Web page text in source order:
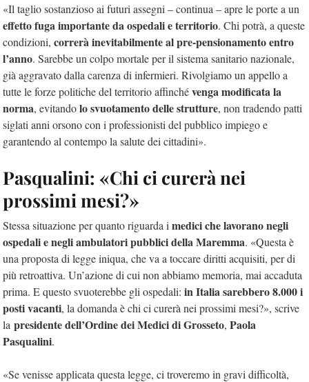
«Il taglio sostanzioso ai futuri assegni – continua – apre le porte a un
effetto fuga importante da ospedali e territorio. Chi potrà, a queste
condizioni, correrà inevitabilmente al pre-pensionamento entro
l’anno. Sarebbe un colpo mortale per il sistema sanitario nazionale,
già aggravato dalla carenza di infermieri. Rivolgiamo un appello a
tutte le forze politiche del territorio affinchévenga modificata la
norma, evitandolo svuotamento delle strutture, non tradendo patti
siglati anni orsono con i professionisti del pubblico impiego e
garantendo al contempo la salute dei cittadini».
Pasqualini: «Chi ci curerà nei
prossimi mesi?»
Stessa situazione per quanto riguarda i medici che lavorano negli
ospedali e negli ambulatori pubblici della Maremma. «Questa è
una proposta di legge iniqua, che va a toccare diritti acquisiti, per di
più retroattiva. Un’azione di cui non abbiamo memoria, mai accaduta
prima. E questo svuoterebbe gli ospedali: in Italia sarebbero 8.000 i
posti vacanti, la domanda è chi ci curerà nei prossimi mesi?», scrive
la presidente dell’Ordine dei Medici di Grosseto, Paola
Pasqualini.
«Se venisse applicata questa legge, ci troveremo in gravi difficoltà,